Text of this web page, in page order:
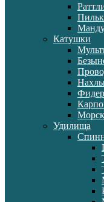
Катушки
Удилища